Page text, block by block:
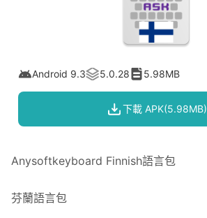
Android 9.3 5.0.28 5.98MB
下載 APK(5.98MB)
Anysoftkeyboard Finnish語言包
芬蘭語言包